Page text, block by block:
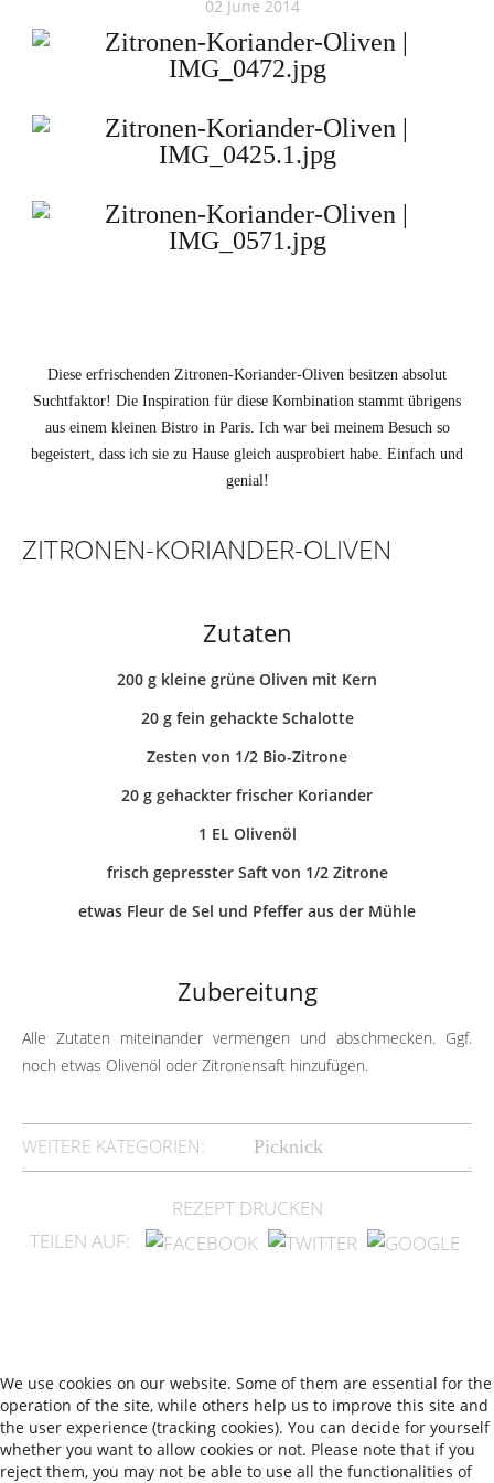
BACKEN
FRÜHSTÜCK & BRUNCH
GETRÄNKE
PICKNICK
BEAUTY FOOD
LEICHTES MITTAG- ODER ABENDESSEN
WEIHNACHTEN
MEINE LIEBLINGSREZEPTE IM FRÜHLING
MEINE LIEBLINGSREZEPTE IM JANUAR UND
FEBRUAR
Reisetagebuch
02 June 2014
Diese erfrischenden Zitronen-Koriander-Oliven besitzen absolut
Suchtfaktor! Die Inspiration für diese Kombination stammt übrigens
aus einem kleinen Bistro in Paris. Ich war bei meinem Besuch so
begeistert, dass ich sie zu Hause gleich ausprobiert habe. Einfach und
genial!
ZITRONEN-KORIANDER-OLIVEN
Zutaten
200 g kleine grüne Oliven mit Kern
20 g fein gehackte Schalotte
Zesten von 1/2 Bio-Zitrone
20 g gehackter frischer Koriander
1 EL Olivenöl
frisch gepresster Saft von 1/2 Zitrone
etwas Fleur de Sel und Pfeffer aus der Mühle
Zubereitung
Alle Zutaten miteinander vermengen und abschmecken. Ggf.
noch etwas Olivenöl oder Zitronensaft hinzufügen.
WEITERE KATEGORIEN: Picknick
REZEPT DRUCKEN
TEILEN AUF:
We use cookies on our website. Some of them are essential for the
operation of the site, while others help us to improve this site and
the user experience (tracking cookies). You can decide for yourself
whether you want to allow cookies or not. Please note that if you
reject them, you may not be able to use all the functionalities of